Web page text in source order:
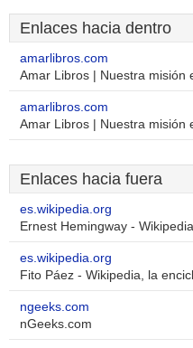
Enlaces hacia dentro
amarlibros.com
Amar Libros | Nuestra misión
amarlibros.com
Amar Libros | Nuestra misión
Enlaces hacia fuera
es.wikipedia.org
Ernest Hemingway -
es.wikipedia.org
Fito Páez - Wikipedia, la
ngeeks.com
nGeeks.com